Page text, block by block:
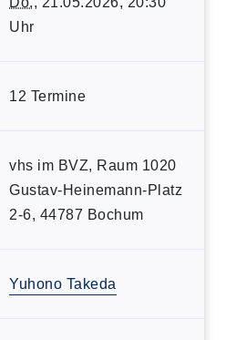
Uhr
12 Termine
vhs im BVZ, Raum 1020
Gustav-Heinemann-Platz
2-6, 44787 Bochum
Yuhono Takeda